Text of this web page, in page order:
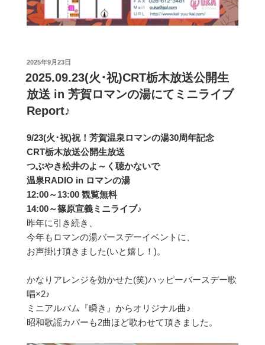
投
稿
日:
2025年9月23日
2025.09.23(火･祝)CRT栃木放送公開生
放送 in 芳賀ロマンの湯にてミニライブ
Report♪
9/23(火･祝)祝！芳賀温泉ロマンの湯30周年記念
CRT栃木放送公開生放送
つぶやき松井のよ～く聴かないで
温泉RADIO in ロマンの湯
12:00～13:00 観覧無料
14:00～篠原宣義ミニライブ♪
昨年に引き続き、
今年もロマンの湯バースデーイベントに、
お声掛け頂きました(いと嬉し！)。
かなりアレンジを効かせた(笑)ハッピーバースデー歌
唱×2♪
ミニアルバム『瞬き』からオリジナル曲♪
昭和歌謡カバーも2曲ほど歌わせて頂きました。